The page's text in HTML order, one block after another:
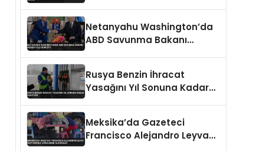
Netanyahu Washington’da
ABD Savunma Bakanı
Rusya Benzin İhracat
Yasağını Yıl Sonuna Kadar
Meksika’da Gazeteci
Francisco Alejandro Leyva